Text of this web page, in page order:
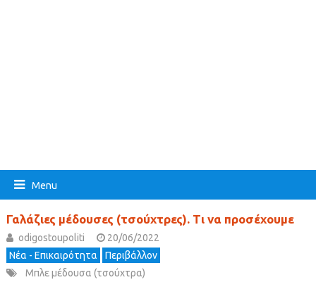
Menu
Γαλάζιες μέδουσες (τσούχτρες). Τι να προσέχουμε
odigostoupoliti
20/06/2022
Νέα - Επικαιρότητα
Περιβάλλον
Μπλε μέδουσα (τσούχτρα)